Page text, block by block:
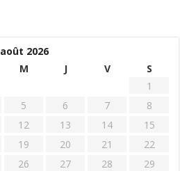
août 2026
M J V
S
1
5 6 7
8
12 13 14
15
19 20 21
22
26 27 28
29